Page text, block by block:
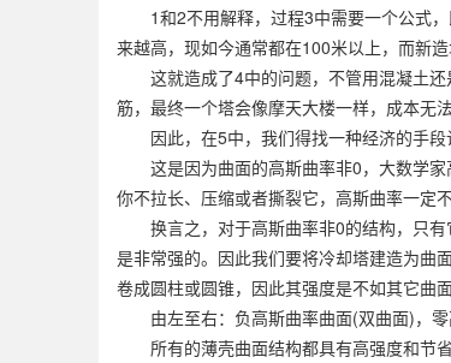
1和2不用解释，过程3中需要一个公式，
来越高，现如今通常都在100米以上，而新
这就造成了4中的问题，不管用混凝土还
筋，最终一个塔会像摩天大楼一样，成本无法
因此，在5中，我们得找一种经济的手段
这是因为曲面的高斯曲率非0，大数学家
你不拉长、压缩或者撕裂它，高斯曲率一定
换言之，对于高斯曲率非0的结构，只有
是非常强的。因此我们要将冷却塔建造为曲
卷成圆柱或圆锥，因此其强度是不如其它曲面
由左至右：负高斯曲率曲面(双曲面)，零
所有的薄壳曲面结构都具有高强度和节省